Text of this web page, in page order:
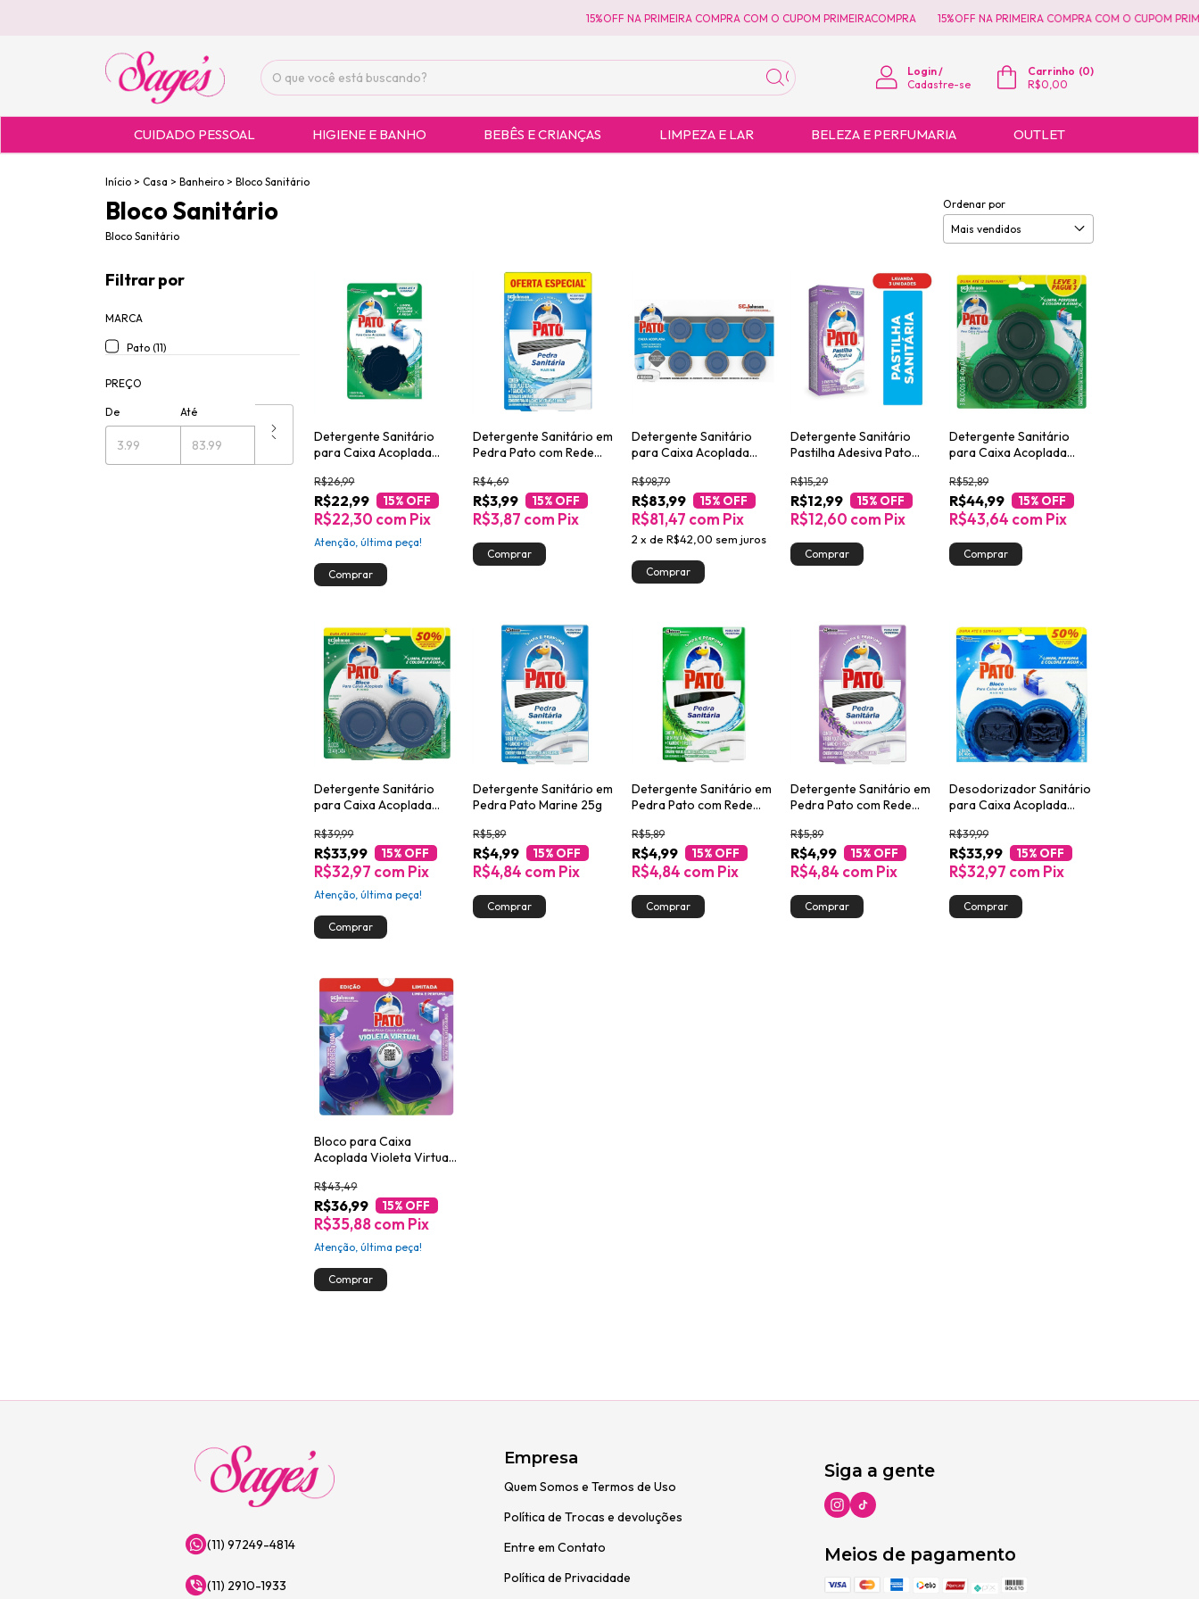
15%OFF NA PRIMEIRA COMPRA COM O CUPOM PRIMEIRACOMPRA 15%OFF NA PRIMEIRA COMPRA COM O CUPOM
Login /
Cadastre-se
Carrinho (0)
R$0,00
CUIDADO PESSOAL HIGIENE E BANHO BEBÊS E CRIANÇAS LIMPEZA E LAR BELEZA E PERFUMARIA OUTLET
Início > Casa > Banheiro > Bloco Sanitário
Bloco Sanitário
Bloco Sanitário
Ordenar por
Filtrar por
MARCA
Pato (11)
PREÇO
De Até
Detergente Sanitário
para Caixa Acoplada
R$22,99
R$26,99
15% OFF
R$22,30 com Pix
Atenção, última peça!
Detergente Sanitário em
Pedra Pato com Rede
Desconto
R$3,99
R$4,69
15% OFF
R$3,87 com Pix
Detergente Sanitário
para Caixa Acoplada
R$83,99
R$98,79
15% OFF
2 xdeR$42,00 sem juros
R$81,47 com Pix
Detergente Sanitário
Pastilha Adesiva Pato
R$12,99
R$15,29
15% OFF
R$12,60 com Pix
Detergente Sanitário
para Caixa Acoplada
Pague 2
R$44,99
R$52,89
15% OFF
R$43,64 com Pix
Detergente Sanitário
para Caixa Acoplada
R$33,99
R$39,99
15% OFF
R$32,97 com Pix
Atenção, última peça!
Detergente Sanitário em
Pedra Pato Marine 25g
R$4,99
R$5,89
15% OFF
R$4,84 com Pix
Detergente Sanitário em
Pedra Pato com Rede
R$4,99
R$5,89
15% OFF
R$4,84 com Pix
Detergente Sanitário em
Pedra Pato com Rede
R$4,99
R$5,89
15% OFF
R$4,84 com Pix
Desodorizador Sanitário
para Caixa Acoplada
R$33,99
R$39,99
15% OFF
R$32,97 com Pix
Bloco para Caixa
Acoplada Violeta Virtual
R$36,99
R$43,49
15% OFF
R$35,88com Pix
Atenção, última peça!
(11) 97249-4814
(11) 2910-1933
Empresa
Quem Somos e Termos de Uso
Política de Trocas e devoluções
Entre em Contato
Política de Privacidade
Siga a gente
Meios de pagamento